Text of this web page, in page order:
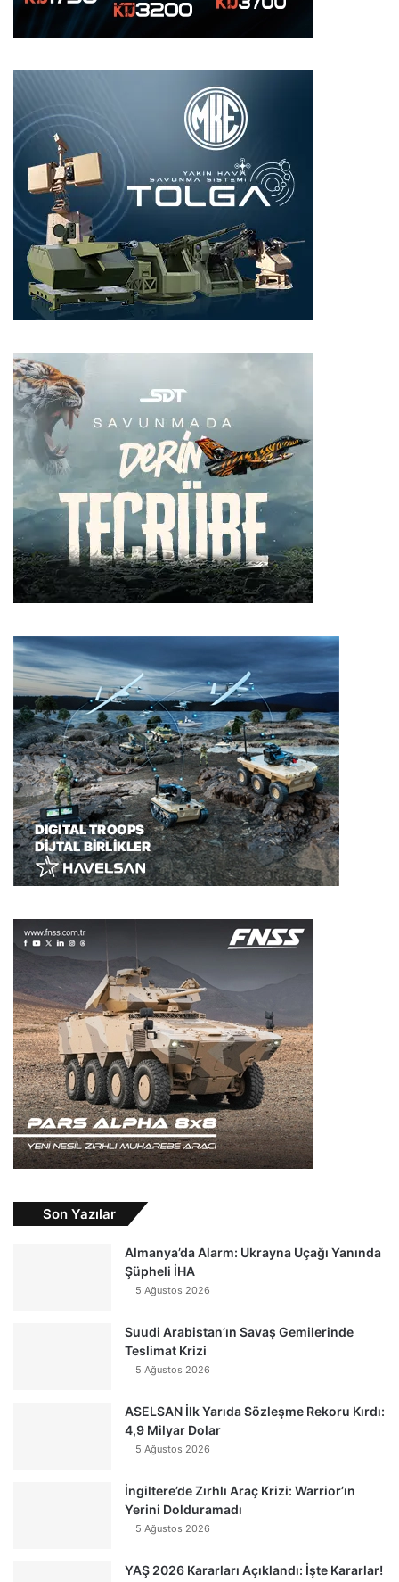
Son Yazılar
Almanya’da Alarm: Ukrayna Uçağı Yanında
Şüpheli İHA
5 Ağustos 2026
Suudi Arabistan’ın Savaş Gemilerinde
Teslimat Krizi
5 Ağustos 2026
ASELSAN İlk Yarıda Sözleşme Rekoru Kırdı:
4,9 Milyar Dolar
5 Ağustos 2026
İngiltere’de Zırhlı Araç Krizi: Warrior’ın
Yerini Dolduramadı
5 Ağustos 2026
YAŞ 2026 Kararları Açıklandı: İşte Kararlar!